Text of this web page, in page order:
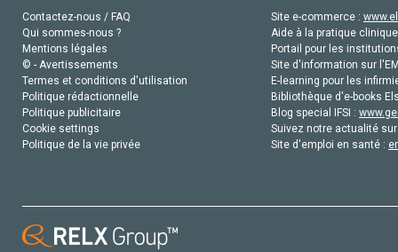
Contactez-nous / FAQ
Qui sommes-nous ?
Mentions légales
© - Avertissements
Termes et conditions d'utilisation
Politique rédactionnelle
Politique publicitaire
Cookie settings
Politique de la vie privée
Site e-commerce :
Aide à la pratique
Portail pour les
Site d'information sur
E-learning pour les
Bibliothèque d'e-books
Blog special IFSI :
Suivez notre actualité
Site d'emploi en santé :